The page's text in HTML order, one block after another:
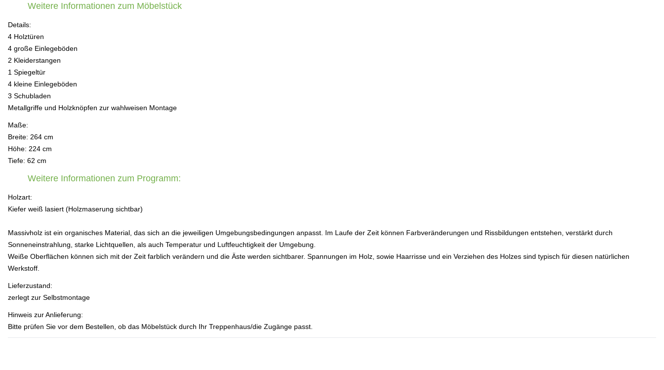
Weitere Informationen zum Möbelstück
Details:
4 Holztüren
4 große Einlegeböden
2 Kleiderstangen
1 Spiegeltür
4 kleine Einlegeböden
3 Schubladen
Metallgriffe und Holzknöpfen zur wahlweisen Montage
Maße:
Breite: 264 cm
Höhe: 224 cm
Tiefe: 62 cm
Weitere Informationen zum Programm:
Holzart:
Kiefer weiß lasiert (Holzmaserung sichtbar)
Massivholz ist ein organisches Material, das sich an die jeweiligen Umgebungsbedingungen anpasst. Im Laufe der Zeit können Farbveränderungen und Rissbildungen entstehen, verstärkt durch
Sonneneinstrahlung, starke Lichtquellen, als auch Temperatur und Luftfeuchtigkeit der Umgebung.
Weiße Oberflächen können sich mit der Zeit farblich verändern und die Äste werden sichtbarer. Spannungen im Holz, sowie Haarrisse und ein Verziehen des Holzes sind typisch für diesen natürlichen
Werkstoff.
Lieferzustand:
zerlegt zur Selbstmontage
Hinweis zur Anlieferung:
Bitte prüfen Sie vor dem Bestellen, ob das Möbelstück durch Ihr Treppenhaus/die Zugänge passt.